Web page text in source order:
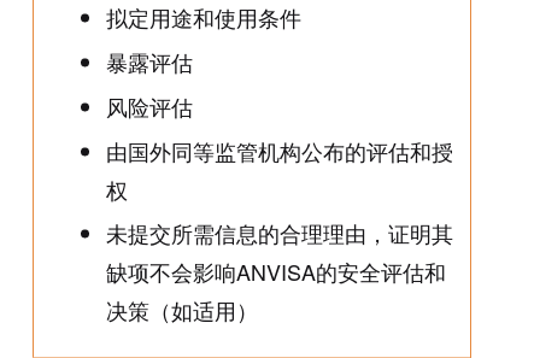
拟定用途和使用条件
暴露评估
风险评估
由国外同等监管机构公布的评估和授
权
未提交所需信息的合理理由，证明其
缺项不会影响ANVISA的安全评估和
决策（如适用）